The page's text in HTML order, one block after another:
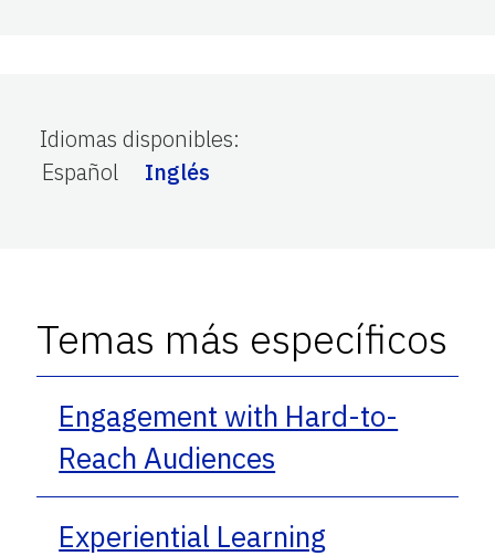
Idiomas disponibles:
Español
Inglés
Temas más específicos
Engagement with Hard-to-
Reach Audiences
Experiential Learning